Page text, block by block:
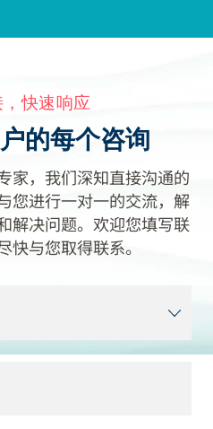
快速响应
的每个咨询
家，我们深知直接沟通的
您进行一对一的交流，解
解决问题。欢迎您填写联
快与您取得联系。